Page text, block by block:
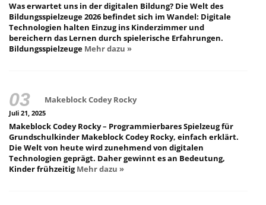
Was erwartet uns in der digitalen Bildung? Die Welt des
Bildungsspielzeuge 2026 befindet sich im Wandel: Digitale
Technologien halten Einzug ins Kinderzimmer und
bereichern das Lernen durch spielerische Erfahrungen.
Bildungsspielzeuge Mehr dazu »
Makeblock Codey Rocky
Juli 21, 2025
Makeblock Codey Rocky – Programmierbares Spielzeug für
Grundschulkinder Makeblock Codey Rocky, einfach erklärt.
Die Welt von heute wird zunehmend von digitalen
Technologien geprägt. Daher gewinnt es an Bedeutung,
Kinder frühzeitigMehr dazu »